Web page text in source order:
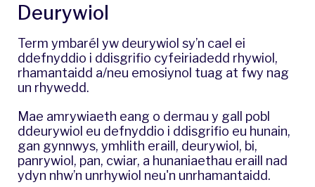
Deurywiol
Term ymbarél yw deurywiol sy’n cael ei
ddefnyddio i ddisgrifio cyfeiriadedd rhywiol,
rhamantaidd a/neu emosiynol tuag at fwy nag
un rhywedd.
Mae amrywiaeth eang o dermau y gall pobl
ddeurywiol eu defnyddio i ddisgrifio eu hunain,
gan gynnwys, ymhlith eraill, deurywiol, bi,
panrywiol, pan, cwiar, a hunaniaethau eraill nad
ydyn nhw’n unrhywiol neu'n unrhamantaidd.